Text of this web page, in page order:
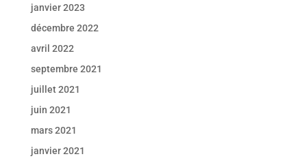
janvier 2023
décembre 2022
avril 2022
septembre 2021
juillet 2021
juin 2021
mars 2021
janvier 2021